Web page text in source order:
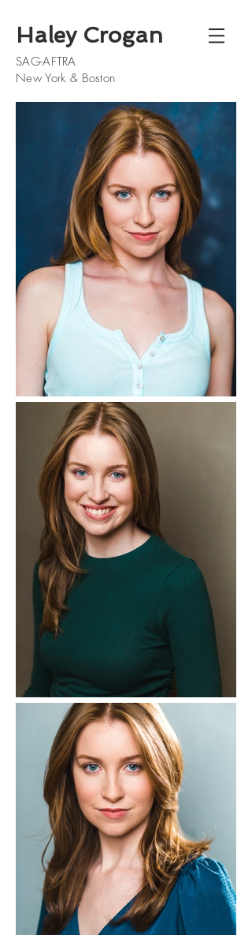
Haley Crogan
SAG-AFTRA
New York & Boston